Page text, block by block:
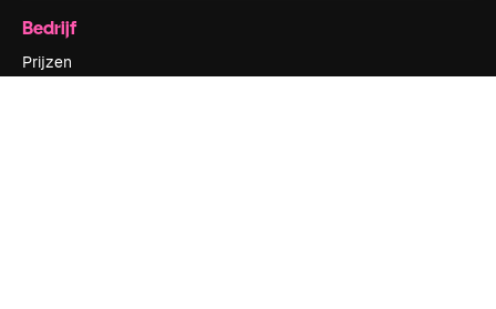
Bedrijf
Prijzen